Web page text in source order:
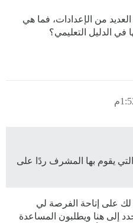
من الإعدادات، فما هي
في الدليل التعليمي؟
يقوم بها المشرف ردًا على
لك على إتاحة الفرصة لي
إلى هنا ويطلبون المساعدة